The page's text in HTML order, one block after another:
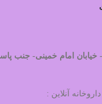
امام خمینی- جنب
آنلاین :